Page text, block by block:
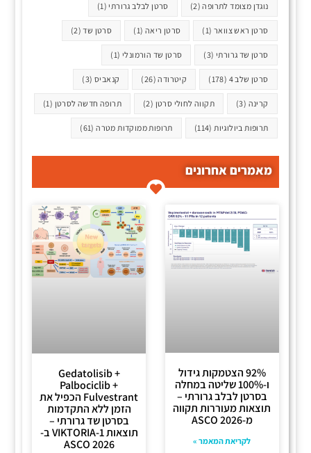
נוגדן מצומד לתרופה(2) סרטן לבלב גרורתי(1)
סרטן ראש צוואר (1) סרטן ריאה (1) סרטן שד(2)
סרטן שד גרורתי (3) סרטן שד הורמונלי (1)
סרטן שלב 4 (178) קיטרודה(26) קנאביס (3)
קרינה (3) תקווה לחולי סרטן (2) תרופה חדשה לסרטן (1)
תרופות ביולוגיות (114) תרופות ממוקדות מטרה(61)
מאמרים אחרונים
92% הצטמקות גידול
ו-100% שליטה במחלה
בסרטן לבלב גרורתי –
תוצאות מעוררות תקווה
מ-ASCO 2026
לקריאת המאמר »
Gedatolisib +
Palbociclib +
Fulvestrant הכפיל את
הזמן ללא התקדמות
בסרטן שד גרורתי –
תוצאות VIKTORIA-1 ב-
ASCO 2026